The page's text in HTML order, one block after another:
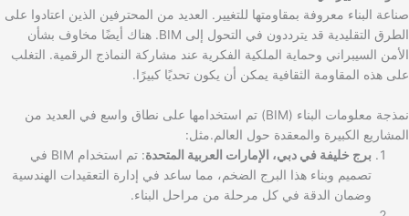
صناعة البناء معروفة بمقاومتها للتغيير. العديد من المحترفين الذين اعتادوا على
الطرق التقليدية قد يترددون في التحول إلى BIM. هناك أيضًا مخاوف بشأن
الأمن السيبراني وحماية الملكية الفكرية عند مشاركة النماذج الرقمية. التغلب
على هذه المقاومة الثقافية يمكن أن يكون تحديًا كبيرًا.
نمذجة معلومات البناء (BIM) تم استخدامها على نطاق واسع في العديد من
المشاريع الكبيرة والمعقدة حول العالم.مثل:
برج خليفة في دبي، الإمارات العربية المتحدة
: تم استخدام BIM في
تصميم وبناء هذا البرج الضخم، مما ساعد في إدارة التعقيدات الهندسية
وضمان الدقة في كل مرحلة من مراحل البناء.